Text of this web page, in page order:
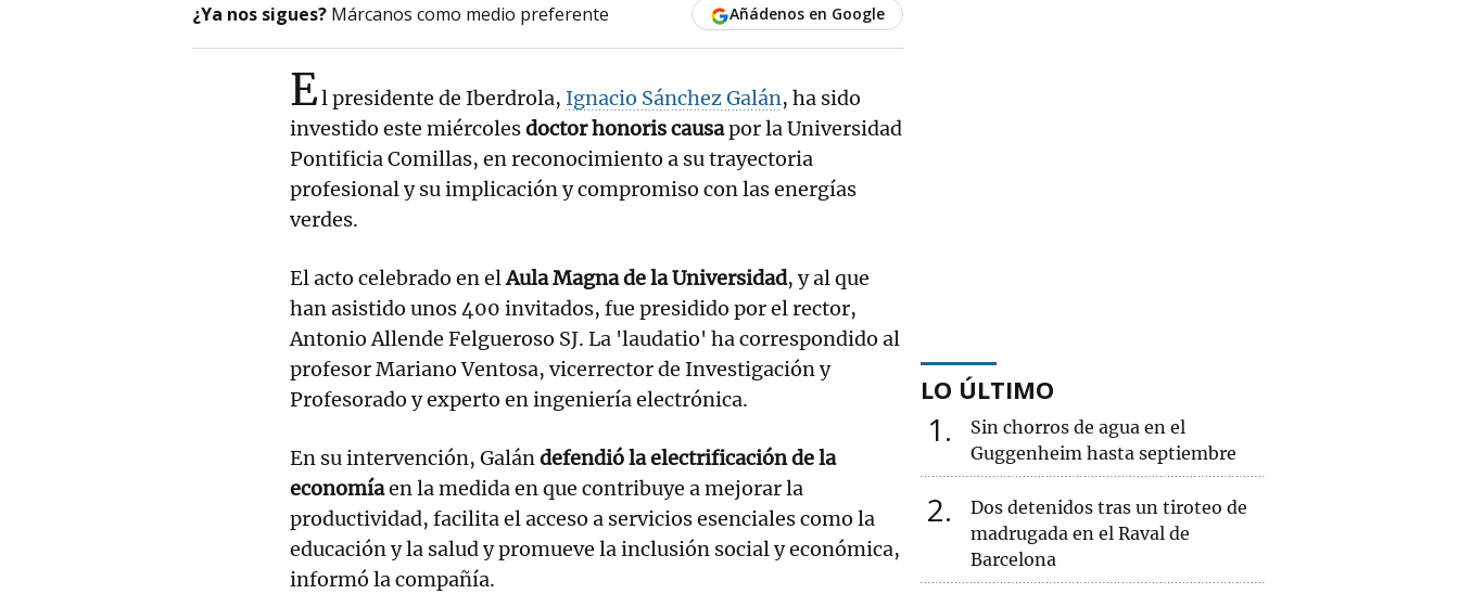
¿Ya nos sigues? Márcanos como medio preferente Añádenos en Google
El presidente de Iberdrola, Ignacio Sánchez Galán, ha sido
investido este miércolesdoctor honoris causapor la Universidad
Pontificia Comillas, en reconocimiento a su trayectoria
profesional y su implicación y compromiso con las energías
verdes.
El acto celebrado en elAula Magna de la Universidad, y al que
han asistido unos 400 invitados, fue presidido por el rector,
Antonio Allende Felgueroso SJ. La 'laudatio' ha correspondido al
profesor Mariano Ventosa, vicerrector de Investigación y
Profesorado y experto en ingeniería electrónica.
En su intervención, Galándefendió la electrificación de la
economíaen la medida en que contribuye a mejorar la
productividad, facilita el acceso a servicios esenciales como la
educación y la salud y promueve la inclusión social y económica,
informó la compañía.
LO ÚLTIMO
1
Sin chorros de agua en el
Guggenheim hasta septiembre
2
Dos detenidos tras un tiroteo de
madrugada en el Raval de
Barcelona